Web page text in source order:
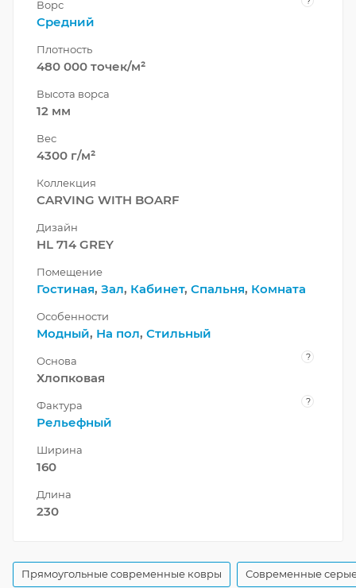
Ворс
Средний
Плотность
480 000 точек/м²
Высота ворса
12 мм
Вес
4300 г/м²
Коллекция
CARVING WITH BOARF
Дизайн
HL 714 GREY
Помещение
Гостиная, Зал, Кабинет, Спальня, Комната
Особенности
Модный, На пол, Стильный
Основа ?
Хлопковая
Фактура ?
Рельефный
Ширина
160
Длина
230
Прямоугольные современные ковры Современные